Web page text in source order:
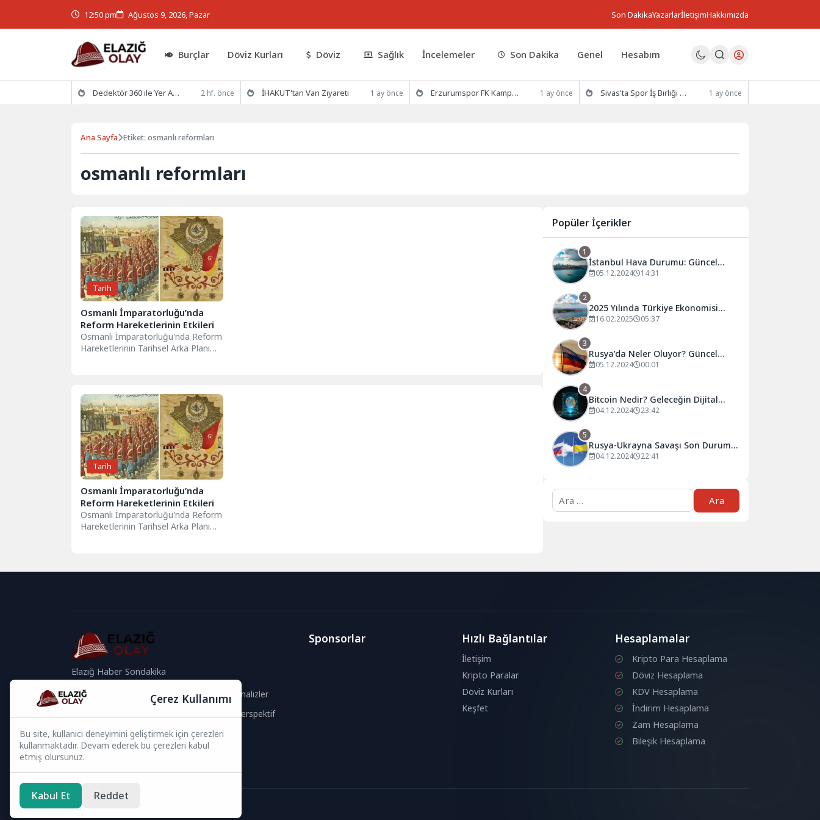
12:50 pm Ağustos 9, 2026, Pazar Son DakikaYazarlarİletişimHakkımızda
Burçlar Döviz Kurları Döviz Sağlık İncelemeler Son Dakika Genel Hesabım
Dedektör 360 ile Yer Altının Gizemlerini Keşfedin 2 hf. önce İHAKUT'tan Van Ziyareti 1 ay önce Erzurumspor FK Kamp Hazırlıklarına Devam Ediyor 1 ay önce Sivas'ta Spor İş Birliği Protokolü İmzalandı 1 ay önce
Ana Sayfa Etiket: osmanlı reformları
osmanlı reformları
Tarih
Osmanlı İmparatorluğu’nda
Reform Hareketlerinin Etkileri
Osmanlı İmparatorluğu'nda Reform
Hareketlerinin Tarihsel Arka Planı
Tarih
Osmanlı İmparatorluğu’nda
Reform Hareketlerinin Etkileri
Osmanlı İmparatorluğu'nda Reform
Hareketlerinin Tarihsel Arka Planı
Popüler İçerikler
1
İstanbul Hava Durumu: Güncel
Tahminler ve Öneriler
05.12.2024 14:31
2
2025 Yılında Türkiye Ekonomisi
Nasıl Şekillenecek?
16.02.2025 05:37
3
Rusya’da Neler Oluyor? Güncel
Gelişmeler ve Analizler
05.12.2024 00:01
4
Bitcoin Nedir? Geleceğin Dijital
Para Birimi Hakkında Bilmeniz
04.12.2024 23:42
5
Rusya-Ukrayna Savaşı Son Durum:
Güncel Gelişmeler ve Analizler
04.12.2024 22:41
Elazığ Haber Sondakika
Güncel Analizler
Global Perspektif
Bizi Takip Edin
Sponsorlar Hızlı Bağlantılar
İletişim
Kripto Paralar
Döviz Kurları
Keşfet
Hesaplamalar
Kripto Para Hesaplama
Döviz Hesaplama
KDV Hesaplama
İndirim Hesaplama
Zam Hesaplama
Bileşik Hesaplama
Çerez Kullanımı
Bu site, kullanıcı deneyimini geliştirmek için çerezleri
kullanmaktadır. Devam ederek bu çerezleri kabul
etmiş olursunuz.
Kabul Et Reddet